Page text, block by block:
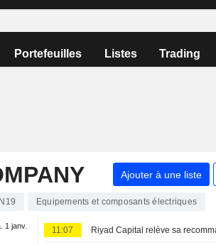
Portefeuilles Listes Trading
Ajouter à une liste
Equipements et composants électriques
1 janv. 11:07